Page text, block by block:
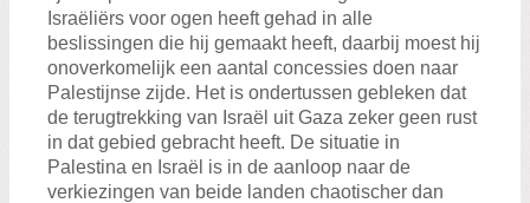
Israëliërs voor ogen heeft gehad in alle
beslissingen die hij gemaakt heeft, daarbij moest hij
onoverkomelijk een aantal concessies doen naar
Palestijnse zijde. Het is ondertussen gebleken dat
de terugtrekking van Israël uit Gaza zeker geen rust
in dat gebied gebracht heeft. De situatie in
Palestina en Israël is in de aanloop naar de
verkiezingen van beide landen chaotischer dan